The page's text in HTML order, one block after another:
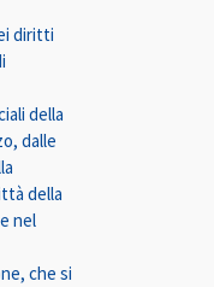
diritti
della
dalle
della
nel
che si